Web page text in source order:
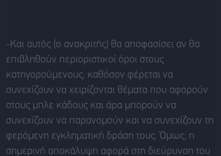
-Και αυτός (ο ανακριτής) θα αποφασίσει αν θα
επιβληθούν περιοριστικοί όροι στους
κατηγορούμενους, καθόσον φέρεται να
συνεχίζουν να χειρίζονται θέματα που αφορούν
στους μπλε κάδους και άρα μπορούν να
συνεχίζουν να παρανομούν και να συνεχίζουν τη
φερόμενη εγκληματική δράση τους. Όμως, η
σημερινή αποκάλυψη αφορά στη διεύρυνση του